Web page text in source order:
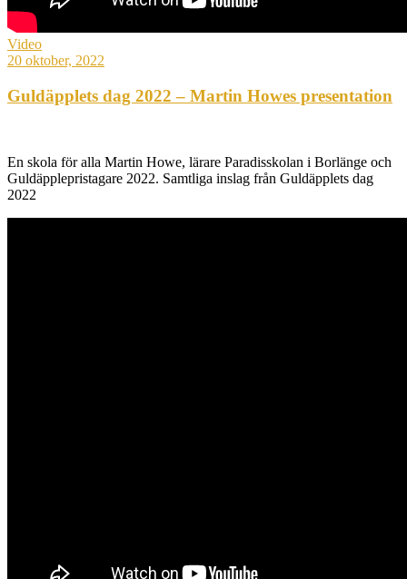
Video
20 oktober, 2022
Guldäpplets dag 2022 – Martin Howes presentation
En skola för alla Martin Howe, lärare Paradisskolan i Borlänge och
Guldäpplepristagare 2022. Samtliga inslag från Guldäpplets dag
2022